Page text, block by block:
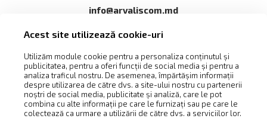
info@arvaliscom.md
Moldova, Chișinău,
Acest site utilizează cookie-uri
Utilizăm module cookie pentru a personaliza conținutul și
publicitatea, pentru a oferi funcții de social media și pentru a
analiza traficul nostru. De asemenea, împărtășim informații
despre utilizarea de către dvs. a site-ului nostru cu partenerii
noștri de social media, publicitate și analiză, care le pot
combina cu alte informații pe care le furnizați sau pe care le
colectează ca urmare a utilizării de către dvs. a serviciilor lor.